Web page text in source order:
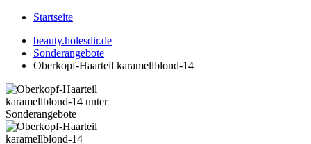
Startseite
beauty.holesdir.de
Sonderangebote
Oberkopf-Haarteil karamellblond-14